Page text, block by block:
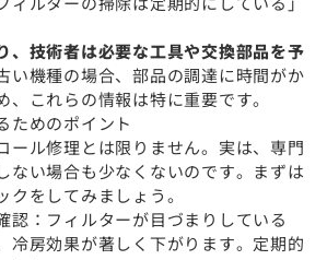
、技術者は必要な工具や交換部品を予
い機種の場合、部品の調達に時間がか
、これらの情報は特に重要です。
ためのポイント
ール修理とは限りません。実は、専門
ない場合も少なくないのです。まずは
をしてみましょう。
認：フィルターが目づまりしている
冷房効果が著しく下がります。定期的